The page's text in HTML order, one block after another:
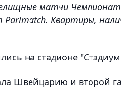
матчи
Parimatch. Квартиры,
на стадионе
Швейцарию и второй